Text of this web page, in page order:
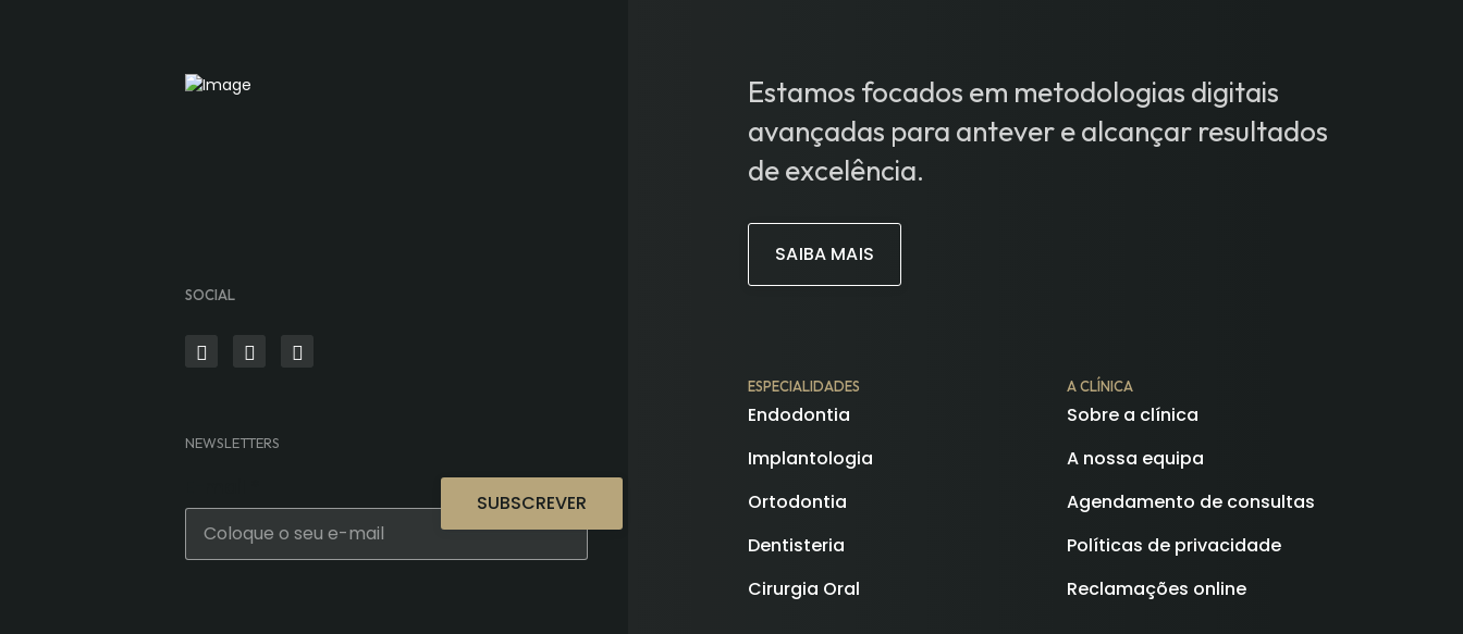
SOCIAL
NEWSLETTERS
SUBSCREVER
Estamos focados em metodologias digitais
avançadas para antever e alcançar resultados
de excelência.
SAIBA MAIS
ESPECIALIDADES
Endodontia
Implantologia
Ortodontia
Dentisteria
Cirurgia Oral
A CLÍNICA
Sobre a clínica
A nossa equipa
Agendamento de consultas
Políticas de privacidade
Reclamações online